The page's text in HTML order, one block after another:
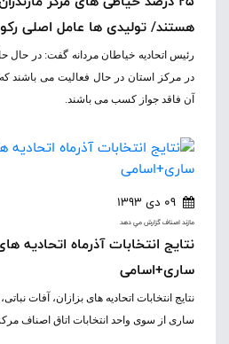
هستند/ تولیدی ها عامل اصلی
رئیس اتحادیه خیاطان مردانه گفت:
در مرکز استان در حال فعالیت می باشند
آن فاقد جواز کسب می باشند.
09 دی 1393
مازند اصناف گزارش مي دهد
نتایج انتخابات آذرماه
ساری+اسامی
نتایج انتخابات اتحادیه های بزازان، آفات
ساری از سوی واحد انتخابات اتاق اصناف